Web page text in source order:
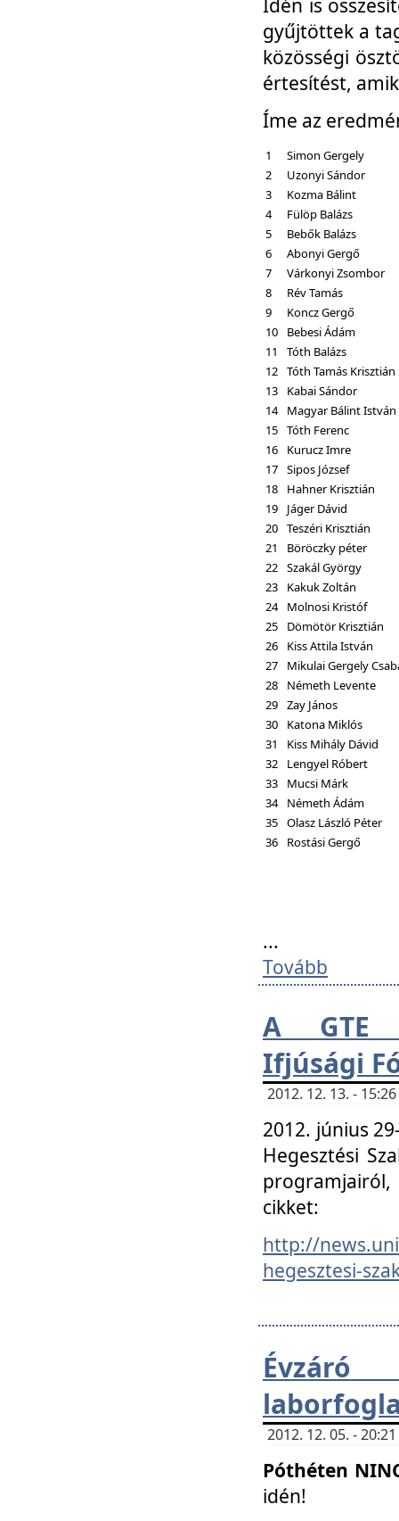
gyűjtöttek a
közösségi
értesítést,
Íme az
1
Simon Gergely
2
Uzonyi Sándor
3
Kozma Bálint
4
Fülöp Balázs
5
Bebők Balázs
6
Abonyi Gergő
7
Várkonyi Zsombor
8
Rév Tamás
9
Koncz Gergő
10
Bebesi Ádám
11
Tóth Balázs
12 Tóth Tamás Krisztián
13
Kabai Sándor
14 Magyar Bálint István
15 Tóth Ferenc
16
Kurucz Imre
17 Sipos József
18
Hahner Krisztián
19
Jáger Dávid
20 Teszéri Krisztián
21
Böröczky péter
22 Szakál György
23
Kakuk Zoltán
24
Molnosi Kristóf
25
Dömötör Krisztián
26
Kiss Attila István
27
Mikulai Gergely
28
Németh Levente
29 Zay János
30
Katona Miklós
31
Kiss Mihály Dávid
32
Lengyel Róbert
33
Mucsi Márk
34
Németh Ádám
35 Olasz László Péter
36
Rostási Gergő
...
Tovább
A GTE
Ifjúsági
2012. 12. 13. -
2012. június
Hegesztési
cikket:
http://
hegesztesi-
2012. 12. 05. -
Póthéten
idén!